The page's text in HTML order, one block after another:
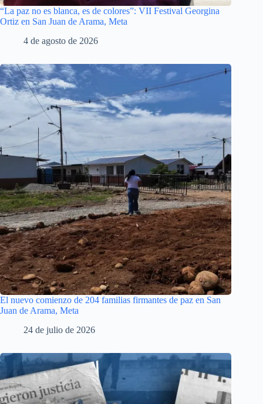
“La paz no es blanca, es de colores”: VII Festival Georgina
Ortiz en San Juan de Arama, Meta
4 de agosto de 2026
El nuevo comienzo de 204 familias firmantes de paz en San
Juan de Arama, Meta
24 de julio de 2026